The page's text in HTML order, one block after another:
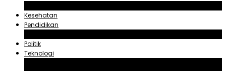
Kesehatan
Pendidikan
Politik
Teknologi